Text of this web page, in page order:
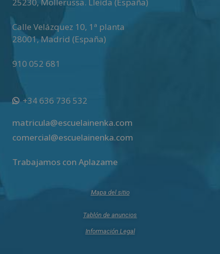
Calle Velázquez 10, 1ª planta
28001,Madrid (España)
910 052 681
+34 636 736 532
matricula@escuelainenka.com
comercial@escuelainenka.com
Trabajamos con Aplazame
Mapa del sitio
Tablón de anuncios
Información Legal